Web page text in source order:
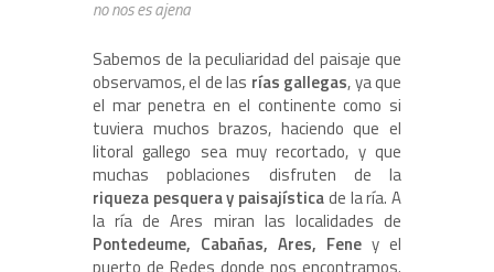
no nos es ajena
Sabemos de la peculiaridad del paisaje que
observamos, el de las rías gallegas, ya que
el mar penetra en el continente como si
tuviera muchos brazos, haciendo que el
litoral gallego sea muy recortado, y que
muchas poblaciones disfruten de la
riqueza pesquera y paisajísticade la ría. A
la ría de Ares miran las localidades de
Pontedeume, Cabañas, Ares, Fene y el
puerto de Redes donde nos encontramos.